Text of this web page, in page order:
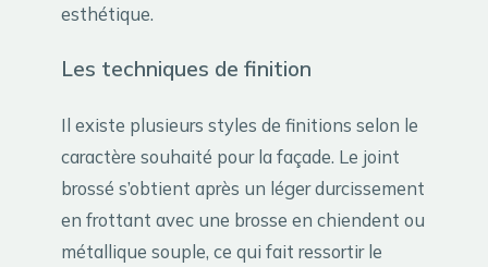
esthétique.
Les techniques de finition
Il existe plusieurs styles de finitions selon le
caractère souhaité pour la façade. Le joint
brossé s’obtient après un léger durcissement
en frottant avec une brosse en chiendent ou
métallique souple, ce qui fait ressortir le